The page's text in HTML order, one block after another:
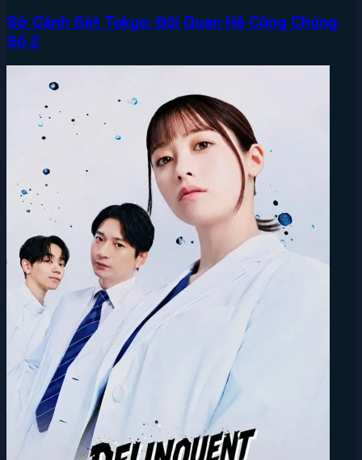
Sở Cảnh Sát Tokyo: Đội Quan Hệ Công Chúng
Số 2